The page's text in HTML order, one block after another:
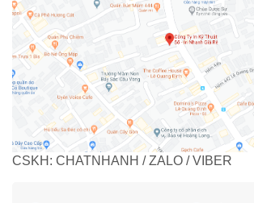
CSKH: CHATNHANH / ZALO / VIBER